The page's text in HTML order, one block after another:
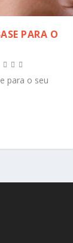
PARA O
para o seu